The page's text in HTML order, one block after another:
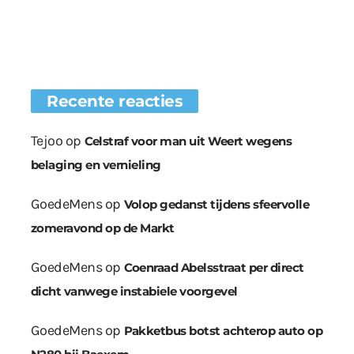
Recente reacties
Tejoo op Celstraf voor man uit Weert wegens
belaging en vernieling
GoedeMensop Volop gedanst tijdens sfeervolle
zomeravond op de Markt
GoedeMensop Coenraad Abelsstraat per direct
dicht vanwege instabiele voorgevel
GoedeMensop Pakketbus botst achterop auto op